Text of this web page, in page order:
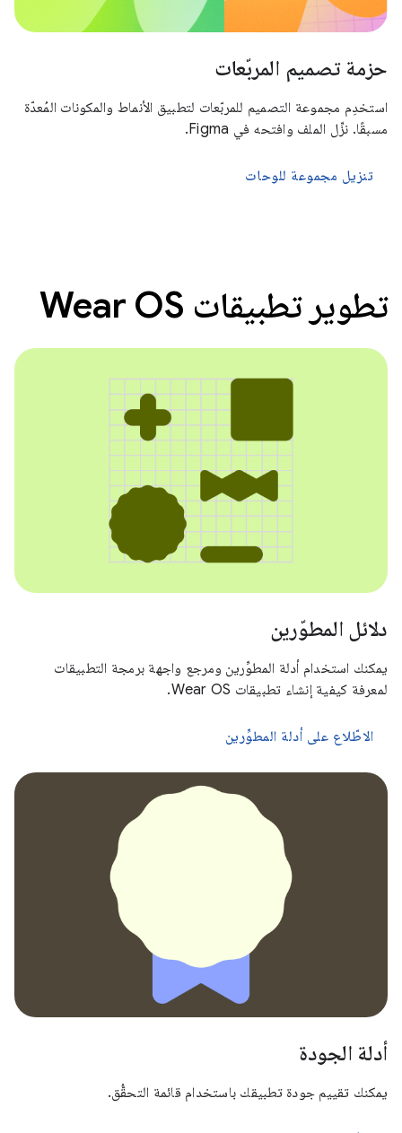
حزمة تصميم المربّعات
استخدِم مجموعة التصميم للمربّعات لتطبيق الأنماط والمكونات المُعدّة
مسبقًا. نزِّل الملف وافتحه في Figma.
تنزيل مجموعة للوحات
تطوير تطبيقات Wear OS
دلائل المطوّرين
يمكنك استخدام أدلة المطوِّرين ومرجع واجهة برمجة التطبيقات
لمعرفة كيفية إنشاء تطبيقات Wear OS.
الاطّلاع على أدلة المطوِّرين
أدلة الجودة
يمكنك تقييم جودة تطبيقك باستخدام قائمة التحقُّق.